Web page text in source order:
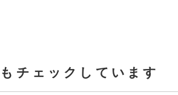
チェックしています